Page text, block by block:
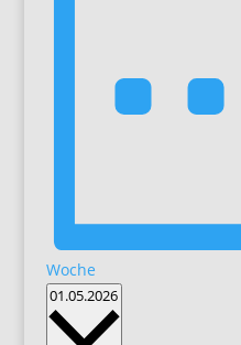
Woche
01.05.2026